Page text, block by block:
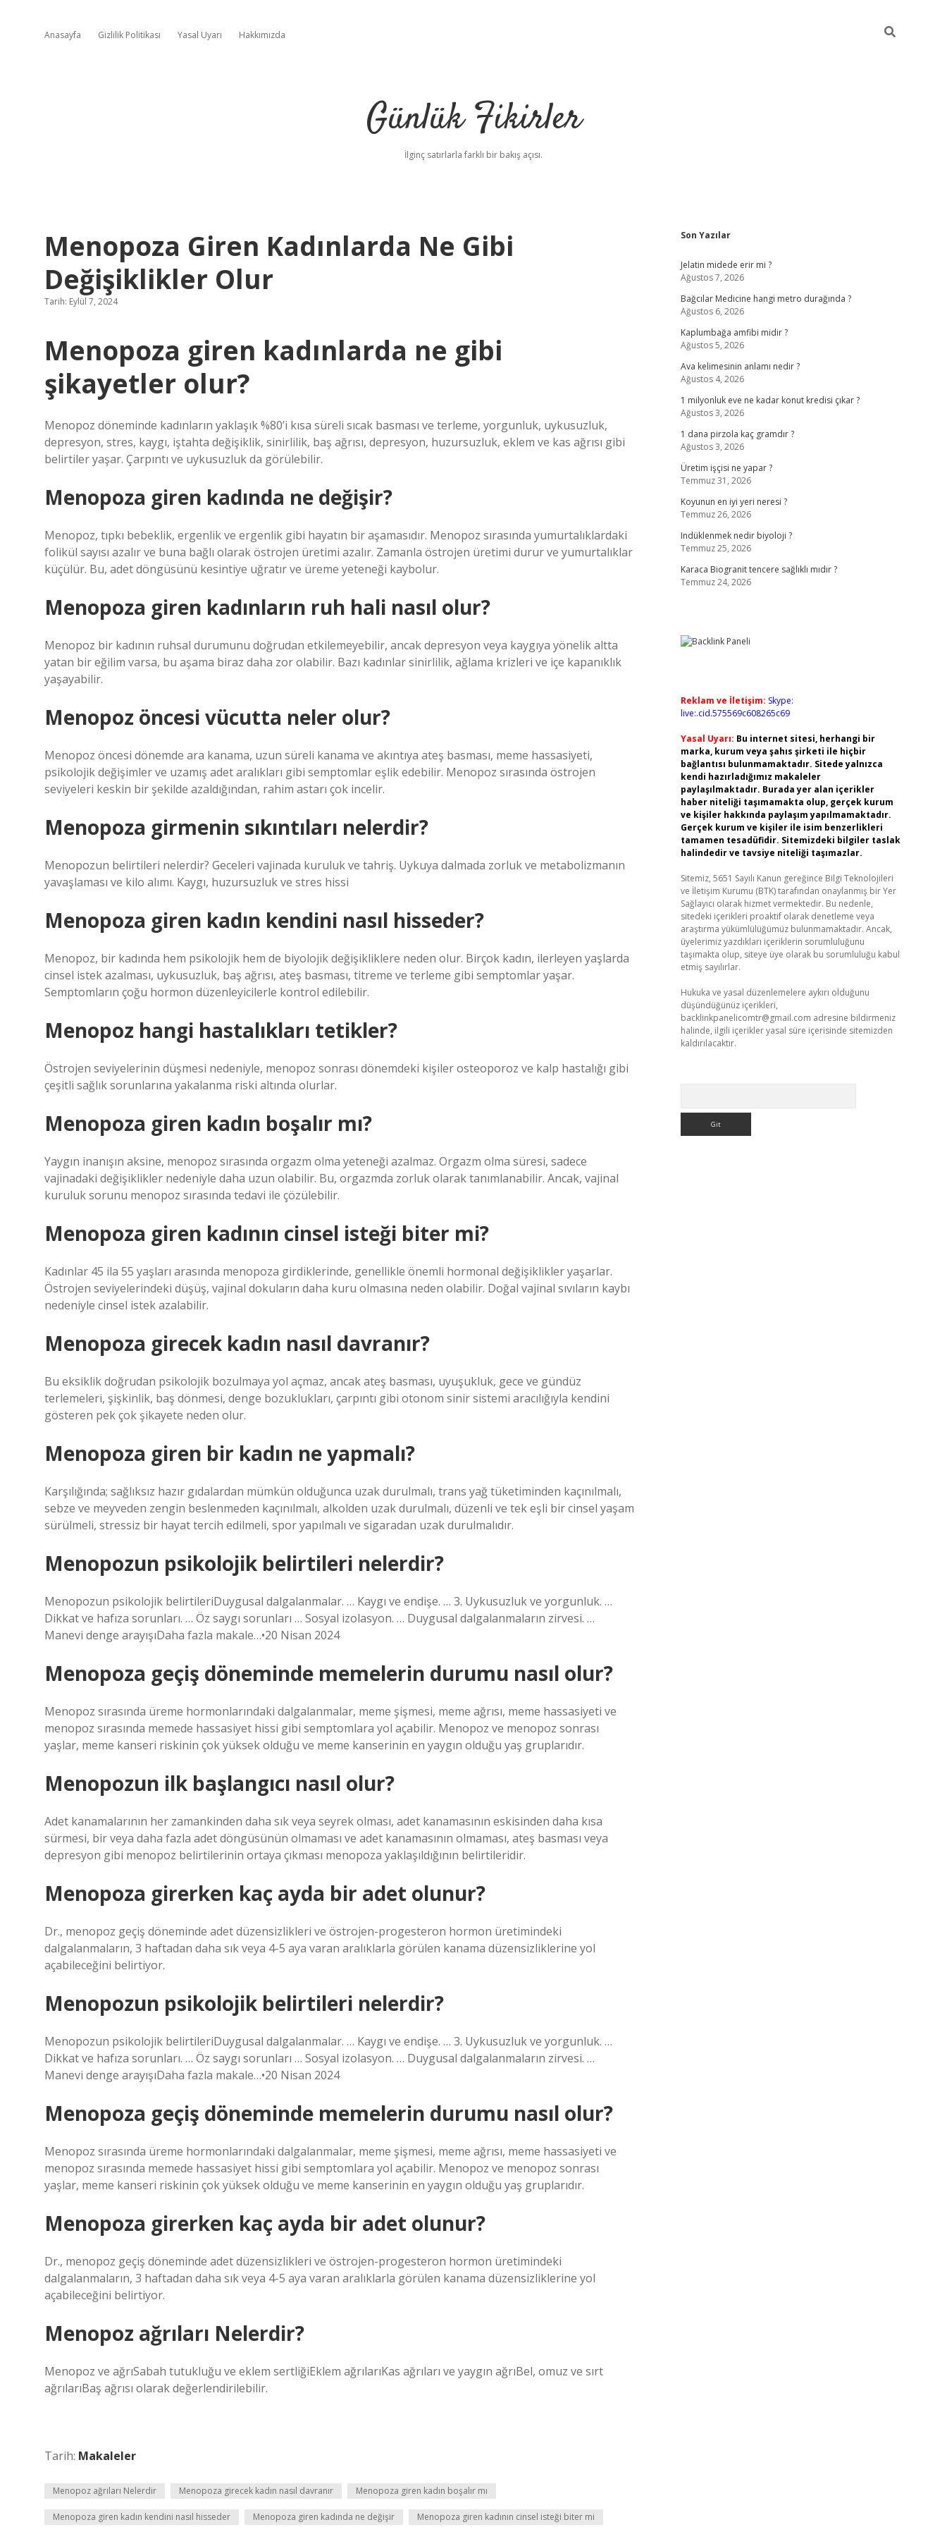
Anasayfa Gizlilik Politikası Yasal Uyarı Hakkımızda
Günlük Fikirler
İlginç satırlarla farklı bir bakış açısı.
Menopoza Giren Kadınlarda Ne Gibi
Değişiklikler Olur
Tarih: Eylül 7, 2024
Menopoza giren kadınlarda ne gibi
şikayetler olur?
Menopoz döneminde kadınların yaklaşık %80’i kısa süreli sıcak basması ve terleme, yorgunluk, uykusuzluk,
depresyon, stres, kaygı, iştahta değişiklik, sinirlilik, baş ağrısı, depresyon, huzursuzluk, eklem ve kas ağrısı gibi
belirtiler yaşar. Çarpıntı ve uykusuzluk da görülebilir.
Menopoza giren kadında ne değişir?
Menopoz, tıpkı bebeklik, ergenlik ve ergenlik gibi hayatın bir aşamasıdır. Menopoz sırasında yumurtalıklardaki
folikül sayısı azalır ve buna bağlı olarak östrojen üretimi azalır. Zamanla östrojen üretimi durur ve yumurtalıklar
küçülür. Bu, adet döngüsünü kesintiye uğratır ve üreme yeteneği kaybolur.
Menopoza giren kadınların ruh hali nasıl olur?
Menopoz bir kadının ruhsal durumunu doğrudan etkilemeyebilir, ancak depresyon veya kaygıya yönelik altta
yatan bir eğilim varsa, bu aşama biraz daha zor olabilir. Bazı kadınlar sinirlilik, ağlama krizleri ve içe kapanıklık
yaşayabilir.
Menopoz öncesi vücutta neler olur?
Menopoz öncesi dönemde ara kanama, uzun süreli kanama ve akıntıya ateş basması, meme hassasiyeti,
psikolojik değişimler ve uzamış adet aralıkları gibi semptomlar eşlik edebilir. Menopoz sırasında östrojen
seviyeleri keskin bir şekilde azaldığından, rahim astarı çok incelir.
Menopoza girmenin sıkıntıları nelerdir?
Menopozun belirtileri nelerdir? Geceleri vajinada kuruluk ve tahriş. Uykuya dalmada zorluk ve metabolizmanın
yavaşlaması ve kilo alımı. Kaygı, huzursuzluk ve stres hissi
Menopoza giren kadın kendini nasıl hisseder?
Menopoz, bir kadında hem psikolojik hem de biyolojik değişikliklere neden olur. Birçok kadın, ilerleyen yaşlarda
cinsel istek azalması, uykusuzluk, baş ağrısı, ateş basması, titreme ve terleme gibi semptomlar yaşar.
Semptomların çoğu hormon düzenleyicilerle kontrol edilebilir.
Menopoz hangi hastalıkları tetikler?
Östrojen seviyelerinin düşmesi nedeniyle, menopoz sonrası dönemdeki kişiler osteoporoz ve kalp hastalığı gibi
çeşitli sağlık sorunlarına yakalanma riski altında olurlar.
Menopoza giren kadın boşalır mı?
Yaygın inanışın aksine, menopoz sırasında orgazm olma yeteneği azalmaz. Orgazm olma süresi, sadece
vajinadaki değişiklikler nedeniyle daha uzun olabilir. Bu, orgazmda zorluk olarak tanımlanabilir. Ancak, vajinal
kuruluk sorunu menopoz sırasında tedavi ile çözülebilir.
Menopoza giren kadının cinsel isteği biter mi?
Kadınlar 45 ila 55 yaşları arasında menopoza girdiklerinde, genellikle önemli hormonal değişiklikler yaşarlar.
Östrojen seviyelerindeki düşüş, vajinal dokuların daha kuru olmasına neden olabilir. Doğal vajinal sıvıların kaybı
nedeniyle cinsel istek azalabilir.
Menopoza girecek kadın nasıl davranır?
Bu eksiklik doğrudan psikolojik bozulmaya yol açmaz, ancak ateş basması, uyuşukluk, gece ve gündüz
terlemeleri, şişkinlik, baş dönmesi, denge bozuklukları, çarpıntı gibi otonom sinir sistemi aracılığıyla kendini
gösteren pek çok şikayete neden olur.
Menopoza giren bir kadın ne yapmalı?
Karşılığında; sağlıksız hazır gıdalardan mümkün olduğunca uzak durulmalı, trans yağ tüketiminden kaçınılmalı,
sebze ve meyveden zengin beslenmeden kaçınılmalı, alkolden uzak durulmalı, düzenli ve tek eşli bir cinsel yaşam
sürülmeli, stressiz bir hayat tercih edilmeli, spor yapılmalı ve sigaradan uzak durulmalıdır.
Menopozun psikolojik belirtileri nelerdir?
Menopozun psikolojik belirtileriDuygusal dalgalanmalar. … Kaygı ve endişe. … 3. Uykusuzluk ve yorgunluk. …
Dikkat ve hafıza sorunları. … Öz saygı sorunları … Sosyal izolasyon. … Duygusal dalgalanmaların zirvesi. …
Manevi denge arayışıDaha fazla makale…•20 Nisan 2024
Menopoza geçiş döneminde memelerin durumu nasıl olur?
Menopoz sırasında üreme hormonlarındaki dalgalanmalar, meme şişmesi, meme ağrısı, meme hassasiyeti ve
menopoz sırasında memede hassasiyet hissi gibi semptomlara yol açabilir. Menopoz ve menopoz sonrası
yaşlar, meme kanseri riskinin çok yüksek olduğu ve meme kanserinin en yaygın olduğu yaş gruplarıdır.
Menopozun ilk başlangıcı nasıl olur?
Adet kanamalarının her zamankinden daha sık veya seyrek olması, adet kanamasının eskisinden daha kısa
sürmesi, bir veya daha fazla adet döngüsünün olmaması ve adet kanamasının olmaması, ateş basması veya
depresyon gibi menopoz belirtilerinin ortaya çıkması menopoza yaklaşıldığının belirtileridir.
Menopoza girerken kaç ayda bir adet olunur?
Dr., menopoz geçiş döneminde adet düzensizlikleri ve östrojen-progesteron hormon üretimindeki
dalgalanmaların, 3 haftadan daha sık veya 4-5 aya varan aralıklarla görülen kanama düzensizliklerine yol
açabileceğini belirtiyor.
Menopozun psikolojik belirtileri nelerdir?
Menopozun psikolojik belirtileriDuygusal dalgalanmalar. … Kaygı ve endişe. … 3. Uykusuzluk ve yorgunluk. …
Dikkat ve hafıza sorunları. … Öz saygı sorunları … Sosyal izolasyon. … Duygusal dalgalanmaların zirvesi. …
Manevi denge arayışıDaha fazla makale…•20 Nisan 2024
Menopoza geçiş döneminde memelerin durumu nasıl olur?
Menopoz sırasında üreme hormonlarındaki dalgalanmalar, meme şişmesi, meme ağrısı, meme hassasiyeti ve
menopoz sırasında memede hassasiyet hissi gibi semptomlara yol açabilir. Menopoz ve menopoz sonrası
yaşlar, meme kanseri riskinin çok yüksek olduğu ve meme kanserinin en yaygın olduğu yaş gruplarıdır.
Menopoza girerken kaç ayda bir adet olunur?
Dr., menopoz geçiş döneminde adet düzensizlikleri ve östrojen-progesteron hormon üretimindeki
dalgalanmaların, 3 haftadan daha sık veya 4-5 aya varan aralıklarla görülen kanama düzensizliklerine yol
açabileceğini belirtiyor.
Menopoz ağrıları Nelerdir?
Menopoz ve ağrıSabah tutukluğu ve eklem sertliğiEklem ağrılarıKas ağrıları ve yaygın ağrıBel, omuz ve sırt
ağrılarıBaş ağrısı olarak değerlendirilebilir.
Tarih: Makaleler
Menopoz ağrıları Nelerdir Menopoza girecek kadın nasıl davranır Menopoza giren kadın boşalır mı
Menopoza giren kadın kendini nasıl hisseder Menopoza giren kadında ne değişir Menopoza giren kadının cinsel isteği biter mi
Sidebar
Son Yazılar
Jelatin midede erir mi ?
Ağustos 7, 2026
Bağcılar Medicine hangi metro durağında ?
Ağustos 6, 2026
Kaplumbağa amfibi midir ?
Ağustos 5, 2026
Ava kelimesinin anlamı nedir ?
Ağustos 4, 2026
1 milyonluk eve ne kadar konut kredisi çıkar ?
Ağustos 3, 2026
1 dana pirzola kaç gramdır ?
Ağustos 3, 2026
Üretim işçisi ne yapar ?
Temmuz 31, 2026
Koyunun en iyi yeri neresi ?
Temmuz 26, 2026
Indüklenmek nedir biyoloji ?
Temmuz 25, 2026
Karaca Biogranit tencere sağlıklı mıdır ?
Temmuz 24, 2026
Reklam ve İletişim: Skype:
live:.cid.575569c608265c69
Yasal Uyarı: Bu internet sitesi, herhangi bir
marka, kurum veya şahıs şirketi ile hiçbir
bağlantısı bulunmamaktadır. Sitede yalnızca
kendi hazırladığımız makaleler
paylaşılmaktadır. Burada yer alan içerikler
haber niteliği taşımamakta olup, gerçek kurum
ve kişiler hakkında paylaşım yapılmamaktadır.
Gerçek kurum ve kişiler ile isim benzerlikleri
tamamen tesadüfidir. Sitemizdeki bilgiler taslak
halindedir ve tavsiye niteliği taşımazlar.
Sitemiz, 5651 Sayılı Kanun gereğince Bilgi Teknolojileri
ve İletişim Kurumu (BTK) tarafından onaylanmış bir Yer
Sağlayıcı olarak hizmet vermektedir. Bu nedenle,
sitedeki içerikleri proaktif olarak denetleme veya
araştırma yükümlülüğümüz bulunmamaktadır. Ancak,
üyelerimiz yazdıkları içeriklerin sorumluluğunu
taşımakta olup, siteye üye olarak bu sorumluluğu kabul
etmiş sayılırlar.
Hukuka ve yasal düzenlemelere aykırı olduğunu
düşündüğünüz içerikleri,
backlinkpanelicomtr@gmail.com adresine bildirmeniz
halinde, ilgili içerikler yasal süre içerisinde sitemizden
kaldırılacaktır.